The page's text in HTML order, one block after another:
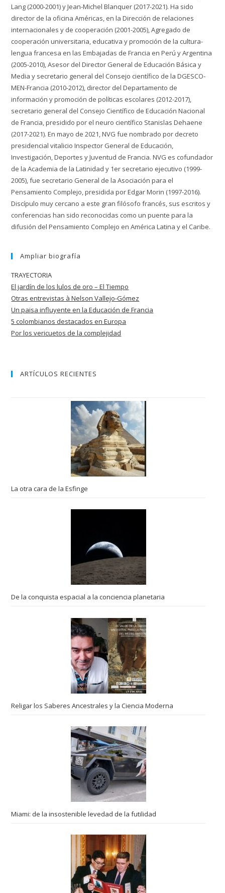
Lang (2000-2001) y Jean-Michel Blanquer (2017-2021). Ha sido
director de la oficina Américas, en la Dirección de relaciones
internacionales y de cooperación (2001-2005), Agregado de
cooperación universitaria, educativa y promoción de la cultura-
lengua francesa en las Embajadas de Francia en Perú y Argentina
(2005-2010), Asesor del Director General de Educación Básica y
Media y secretario general del Consejo científico de la DGESCO-
MEN-Francia (2010-2012), director del Departamento de
información y promoción de políticas escolares (2012-2017),
secretario general del Consejo Científico de Educación Nacional
de Francia, presidido por el neuro científico Stanislas Dehaene
(2017-2021). En mayo de 2021, NVG fue nombrado por decreto
presidencial vitalicio Inspector General de Educación,
Investigación, Deportes y Juventud de Francia. NVG es cofundador
de la Academia de la Latinidad y 1er secretario ejecutivo (1999-
2005), fue secretario General de la Asociación para el
Pensamiento Complejo, presidida por Edgar Morin (1997-2016).
Discípulo muy cercano a este gran filósofo francés, sus escritos y
conferencias han sido reconocidas como un puente para la
difusión del Pensamiento Complejo en América Latina y el Caribe.
Ampliar biografía
TRAYECTORIA
El jardín de los lulos de oro – El Tiempo
Otras entrevistas à Nelson Vallejo-Gómez
Un paisa influyente en la Educación de Francia
5 colombianos destacados en Europa
Por los vericuetos de la complejidad
ARTÍCULOS RECIENTES
La otra cara de la Esfinge
De la conquista espacial a la conciencia planetaria
Religar los Saberes Ancestrales y la Ciencia Moderna
Miami: de la insostenible levedad de la futilidad